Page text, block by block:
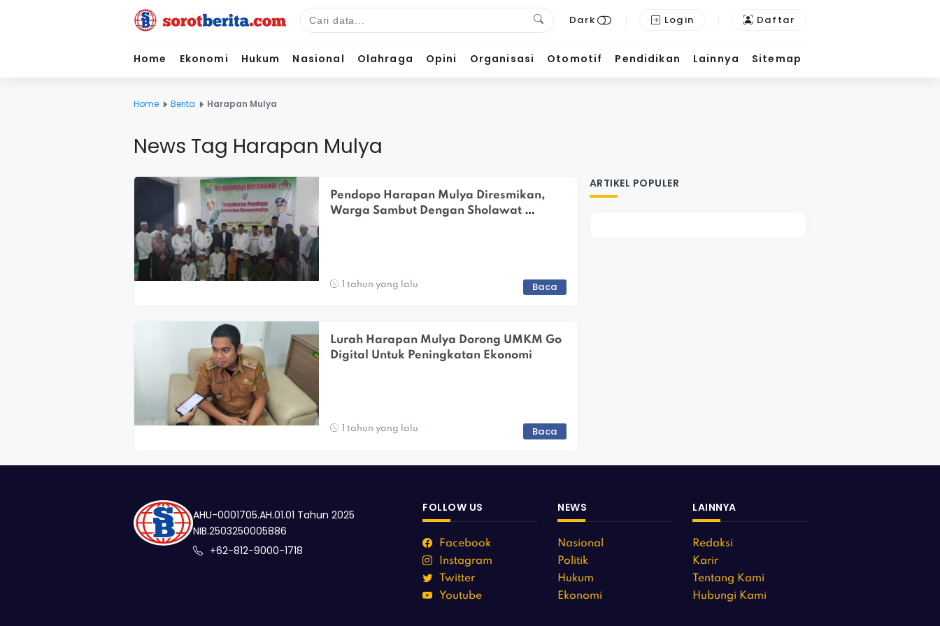
Dark Login Daftar
Home Ekonomi Hukum Nasional Olahraga Opini Organisasi Otomotif Pendidikan Lainnya Sitemap
Home Berita Harapan Mulya
News Tag Harapan Mulya
Pendopo Harapan Mulya Diresmikan,
Warga Sambut Dengan Sholawat
1 tahun yang lalu Baca
Lurah Harapan Mulya Dorong UMKM Go
Digital Untuk Peningkatan Ekonomi
1 tahun yang lalu Baca
ARTIKEL POPULER
AHU-0001705.AH.01.01 Tahun 2025
NIB.2503250005886
+62-812-9000-1718
FOLLOW US
Facebook
Instagram
Twitter
Youtube
NEWS
Nasional
Politik
Hukum
Ekonomi
LAINNYA
Redaksi
Karir
Tentang Kami
Hubungi Kami